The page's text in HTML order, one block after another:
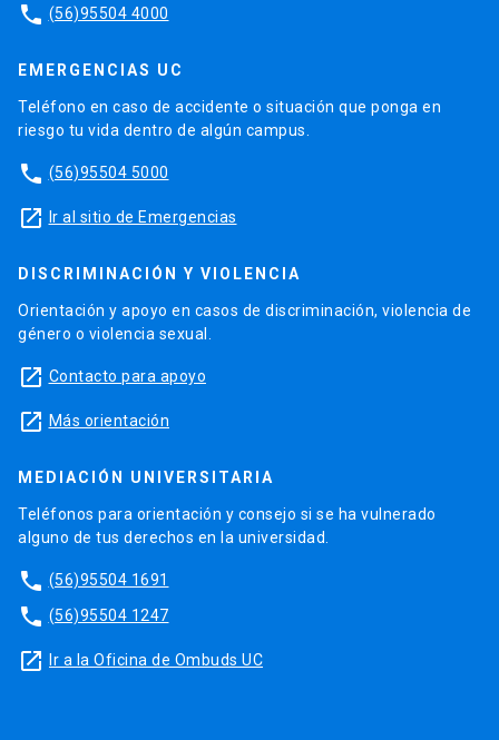
phone (56)95504 4000
EMERGENCIAS UC
Teléfono en caso de accidente o situación que ponga en
riesgo tu vida dentro de algún campus.
phone (56)95504 5000
launch Ir al sitio de Emergencias
DISCRIMINACIÓN Y VIOLENCIA
Orientación y apoyo en casos de discriminación, violencia de
género o violencia sexual.
launch Contacto para apoyo
launch Más orientación
MEDIACIÓN UNIVERSITARIA
Teléfonos para orientación y consejo si se ha vulnerado
alguno de tus derechos en la universidad.
phone (56)95504 1691
phone (56)95504 1247
launch Ir a la Oficina de Ombuds UC